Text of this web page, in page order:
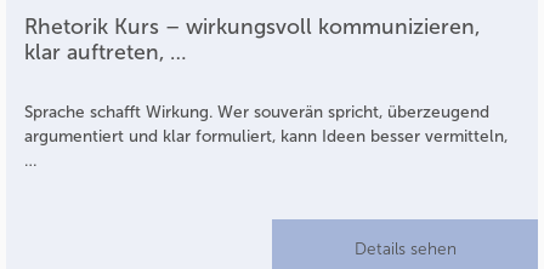
Rhetorik Kurs – wirkungsvoll kommunizieren,
klar auftreten, …
Sprache schafft Wirkung. Wer souverän spricht, überzeugend
argumentiert und klar formuliert, kann Ideen besser vermitteln,
…
Details sehen